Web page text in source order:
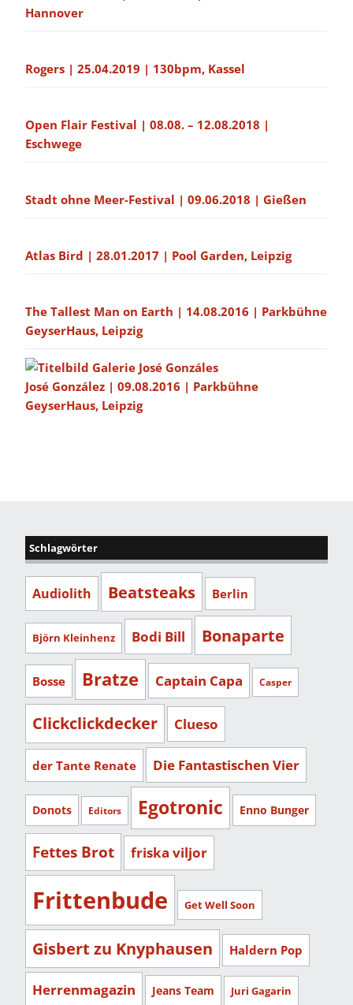
Hannover
Rogers | 25.04.2019 | 130bpm, Kassel
Open Flair Festival | 08.08. – 12.08.2018 |
Eschwege
Stadt ohne Meer-Festival | 09.06.2018 | Gießen
Atlas Bird | 28.01.2017 | Pool Garden, Leipzig
The Tallest Man on Earth | 14.08.2016 | Parkbühne
GeyserHaus, Leipzig
José González | 09.08.2016 | Parkbühne
GeyserHaus, Leipzig
Schlagwörter
Audiolith Beatsteaks Berlin
Björn Kleinhenz Bodi Bill Bonaparte
Bosse Bratze Captain Capa Casper
Clickclickdecker Clueso
der Tante Renate Die Fantastischen Vier
Donots Editors Egotronic Enno Bunger
Fettes Brot friska viljor
Frittenbude Get Well Soon
Gisbert zu Knyphausen Haldern Pop
Herrenmagazin Jeans Team Juri Gagarin